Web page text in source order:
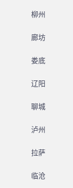
柳州
廊坊
娄底
辽阳
聊城
泸州
拉萨
临沧